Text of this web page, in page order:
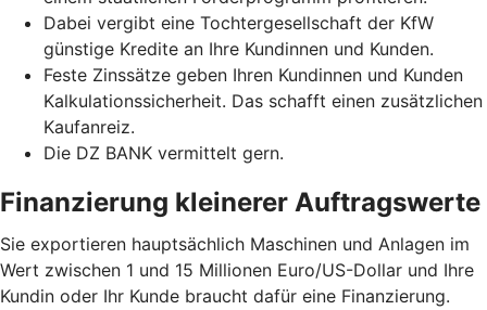
Dabei vergibt eine Tochtergesellschaft der KfW
günstige Kredite an Ihre Kundinnen und Kunden.
Feste Zinssätze geben Ihren Kundinnen und Kunden
Kalkulationssicherheit. Das schafft einen zusätzlichen
Kaufanreiz.
Die DZ BANK vermittelt gern.
Finanzierung kleinerer Auftragswerte
Sie exportieren hauptsächlich Maschinen und Anlagen im
Wert zwischen 1 und 15 Millionen Euro/US-Dollar und Ihre
Kundin oder Ihr Kunde braucht dafür eine Finanzierung.